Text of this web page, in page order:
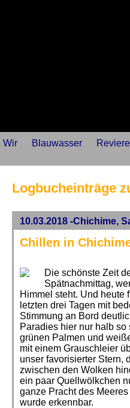
Wir Blauwasser
Reviere
Logbucheinträge
10.03.2018 -Chichime,
Chillen in
Die schönste Zeit
Spätnachmittag,
Himmel steht. Und heute
letzten drei Tagen mit
Stimmung an Bord
Paradies hier nur halb so
grünen Palmen und
mit einem Grauschleier
unser favorisierter Stern,
zwischen den Wolken
ein paar Quellwölkchen
ganze Pracht des
wurde erkennbar.